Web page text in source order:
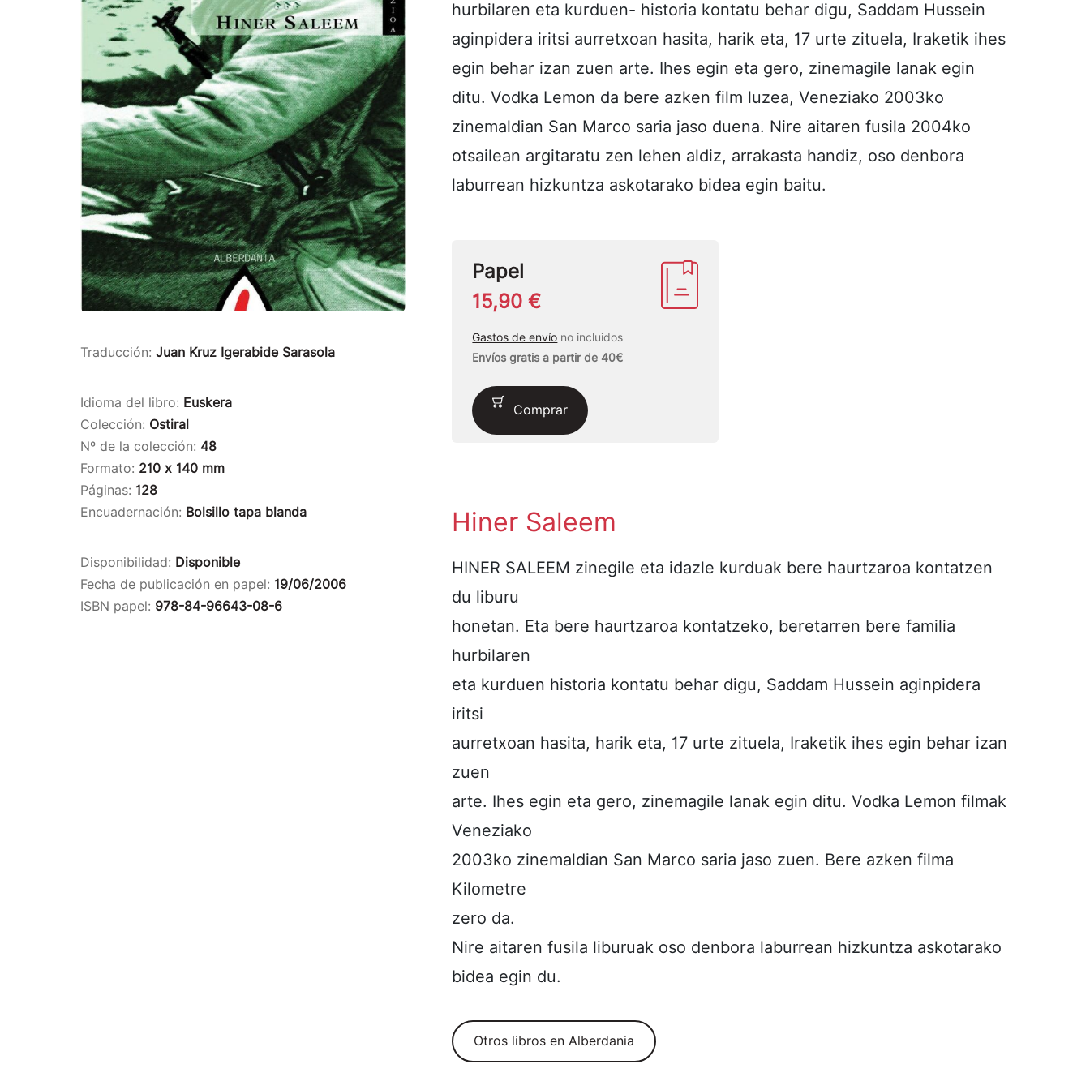
Traducción: Juan Kruz Igerabide Sarasola
Idioma del libro: Euskera
Colección: Ostiral
Nº de la colección: 48
Formato: 210 x 140 mm
Páginas: 128
Encuadernación: Bolsillo tapa blanda
Disponibilidad: Disponible
Fecha de publicación en papel: 19/06/2006
ISBN papel: 978-84-96643-08-6
hurbilaren eta kurduen- historia kontatu behar digu, Saddam Hussein
aginpidera iritsi aurretxoan hasita, harik eta, 17 urte zituela, Iraketik ihes
egin behar izan zuen arte. Ihes egin eta gero, zinemagile lanak egin
ditu. Vodka Lemon da bere azken film luzea, Veneziako 2003ko
zinemaldian San Marco saria jaso duena. Nire aitaren fusila 2004ko
otsailean argitaratu zen lehen aldiz, arrakasta handiz, oso denbora
laburrean hizkuntza askotarako bidea egin baitu.
Papel
15,90 €
Gastos de envío no incluidos
Envíos gratis a partir de 40€
Comprar
Hiner Saleem
HINER SALEEM zinegile eta idazle kurduak bere haurtzaroa kontatzen
du liburu
honetan. Eta bere haurtzaroa kontatzeko, beretarren bere familia
hurbilaren
eta kurduen historia kontatu behar digu, Saddam Hussein aginpidera
iritsi
aurretxoan hasita, harik eta, 17 urte zituela, Iraketik ihes egin behar izan
zuen
arte. Ihes egin eta gero, zinemagile lanak egin ditu. Vodka Lemon filmak
Veneziako
2003ko zinemaldian San Marco saria jaso zuen. Bere azken filma
Kilometre
zero da.
Nire aitaren fusila liburuak oso denbora laburrean hizkuntza askotarako
bidea egin du.
Otros libros en Alberdania